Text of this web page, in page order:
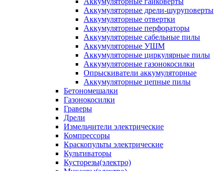
Аккумуляторные дрели-шуруповерты
Аккумуляторные отвертки
Аккумуляторные перфораторы
Аккумуляторные сабельные пилы
Аккумуляторные УШМ
Аккумуляторные циркулярные пилы
Аккумуляторные газонокосилки
Опрыскиватели аккумуляторные
Аккумуляторные цепные пилы
Бетономешалки
Газонокосилки
Граверы
Дрели
Измельчители электрические
Компрессоры
Краскопульты электрические
Культиваторы
Кусторезы(электро)